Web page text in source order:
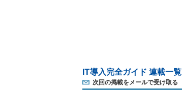
IT導入完全ガイド 連載一覧
次回の掲載をメールで受け取る